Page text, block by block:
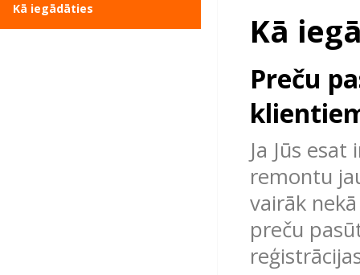
Kā iegādāties
Kā
Preču
Ja Jūs
remontu
vairāk
preču